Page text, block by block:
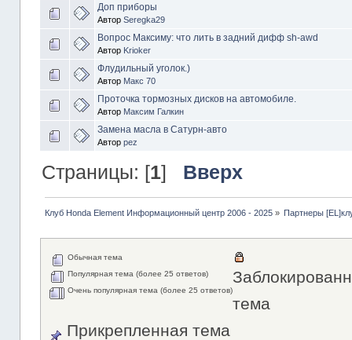
Доп приборы
Автор Seregka29
Вопрос Максиму: что лить в задний дифф sh-awd
Автор Krioker
Флудильный уголок.)
Автор Макс 70
Проточка тормозных дисков на автомобиле.
Автор Максим Галкин
Замена масла в Сатурн-авто
Автор pez
Страницы: [1] Вверх
Клуб Honda Element Информационный центр 2006 - 2025» Партнеры
Обычная тема
Популярная тема (более 25 ответов)
Очень популярная тема (более 25 ответов)
тема
Прикрепленная тема